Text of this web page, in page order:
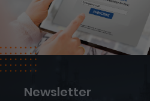
Newsletter